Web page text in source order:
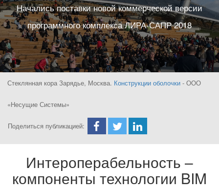
Начались поставки новой коммерческой версии
программного комплекса ЛИРА-САПР 2018
Стеклянная кора Зарядье, Москва. Конструкции оболочки - ООО
«Несущие Системы»
Поделиться публикацией:
Интероперабельность –
компоненты технологии BIM